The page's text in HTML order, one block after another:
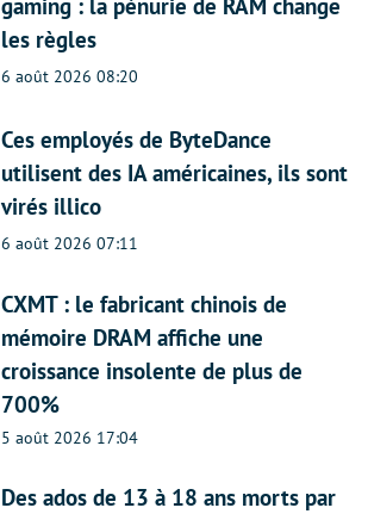
gaming : la pénurie de RAM change
les règles
6 août 2026 08:20
Ces employés de ByteDance
utilisent des IA américaines, ils sont
virés illico
6 août 2026 07:11
CXMT : le fabricant chinois de
mémoire DRAM affiche une
croissance insolente de plus de
700%
5 août 2026 17:04
Des ados de 13 à 18 ans morts par